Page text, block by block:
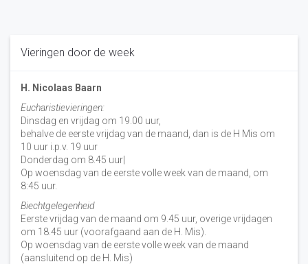
Vieringen door de week
H. Nicolaas Baarn
Eucharistievieringen:
Dinsdag en vrijdag om 19.00 uur,
behalve de eerste vrijdag van de maand, dan is de H Mis om
10 uur i.p.v. 19 uur
Donderdag om 8.45 uur|
Op woensdag van de eerste volle week van de maand, om
8:45 uur.
Biechtgelegenheid
Eerste vrijdag van de maand om 9.45 uur, overige vrijdagen
om 18.45 uur (voorafgaand aan de H. Mis).
Op woensdag van de eerste volle week van de maand
(aansluitend op de H. Mis)